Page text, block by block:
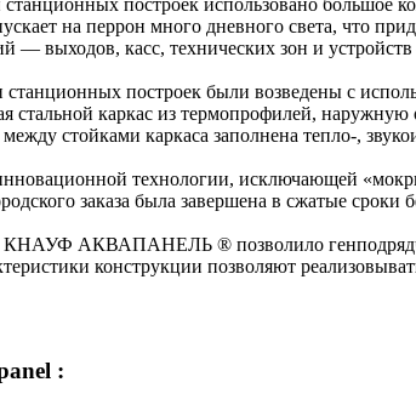
построек использовано большое
на перрон много дневного света, что
— выходов, касс, технических зон и
построек были возведены с
стальной каркас из термопрофилей,
стойками каркаса заполнена тепло-,
технологии, исключающей
заказа была завершена в сжатые сроки
КНАУФ АКВАПАНЕЛЬ ® позволило
конструкции позволяют
: